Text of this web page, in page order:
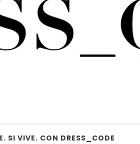
SI VIVE. CON DRESS_CODE